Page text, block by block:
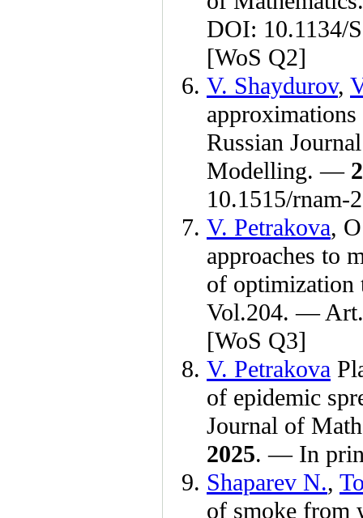
DOI: 10.1134/
[WoS Q2]
V. Shaydurov,
Russian
Modelling. —
10.1515/rnam-
V. Petrakova,
approaches to
of
Vol.204. —
[WoS Q3]
V. Petrakova
of epidemic
Journal of
2025. — In
Shaparev N.,
of smoke from